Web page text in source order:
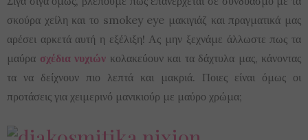
σκούρα χείλη και το smokey eye μακιγιάζ και πραγματικά μας
αρέσει αρκετά αυτή η εξέλιξη! Ας μην ξεχνάμε άλλωστε πως τα
μαύρα σχέδια νυχιών κολακεύουν και τα δάχτυλα μας, κάνοντας
τα να δείχνουν πιο λεπτά και μακριά. Ποιες είναι όμως οι
προτάσεις για χειμερινό μανικιούρ με μαύρο χρώμα;